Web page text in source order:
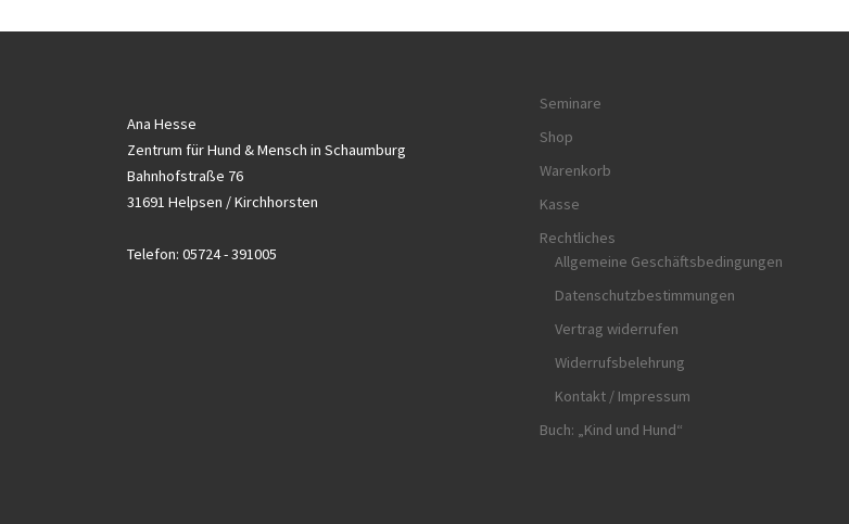
Ana Hesse
Zentrum für Hund & Mensch in Schaumburg
Bahnhofstraße 76
31691 Helpsen / Kirchhorsten
Telefon: 05724 - 391005
Seminare
Shop
Warenkorb
Kasse
Rechtliches
Allgemeine Geschäftsbedingungen
Datenschutzbestimmungen
Vertrag widerrufen
Widerrufsbelehrung
Kontakt / Impressum
Buch: „Kind und Hund“